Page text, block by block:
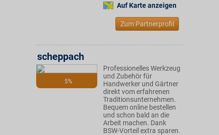
Auf Karte anzeigen
Zum Partnerprofil
5%
scheppach
Professionelles Werkzeug
und Zubehör für
Handwerker und Gärtner
direkt vom erfahrenen
Traditionsunternehmen.
Bequem online bestellen
und schon bald an die
Arbeit machen. Dank
BSW-Vorteil extra sparen.